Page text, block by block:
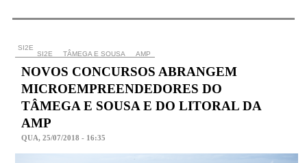
SI2E
SI2E
TÂMEGA E SOUSA AMP
NOVOS CONCURSOS ABRANGEM
MICROEMPREENDEDORES DO
TÂMEGA E SOUSA E DO LITORAL DA
AMP
QUA, 25/07/2018 - 16:35